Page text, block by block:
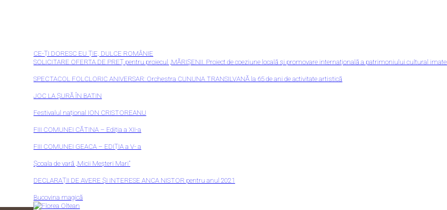
CE-ȚI DORESC EU ȚIE, DULCE ROMÂNIE
SOLICITARE OFERTA DE PREŢ pentru proiecul „MĂRIŞENII. Proiect de coeziune locală şi promovare internaţională a patrimoniului cultural
SPECTACOL FOLCLORIC ANIVERSAR: Orchestra CUNUNA TRANSILVANĂ la 65 de ani de activitate artistică
JOC LA ȘURĂ ÎN BATIN
Festivalul național ION CRISTOREANU
FIII COMUNEI CĂTINA – Ediția a XII-a
FIII COMUNEI GEACA – EDIȚIA a V- a
Școala de vară „Micii Meșteri Mari”
DECLARAȚII DE AVERE ȘI INTERESE ANCA NISTOR pentru anul 2021
Bucovina magică